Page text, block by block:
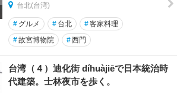
台北(台湾)
# グルメ # 台北 #客家料理
#故宮博物院 #西門
台湾（４）迪化街 díhuàjiēで日本統治時
代建築。士林夜市を歩く。